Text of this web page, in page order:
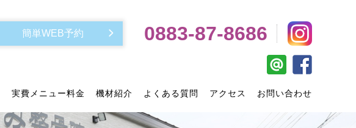
簡単WEB予約 0883-87-8686
実費メニュー料金 機材紹介 よくある質問 アクセス お問い合わせ